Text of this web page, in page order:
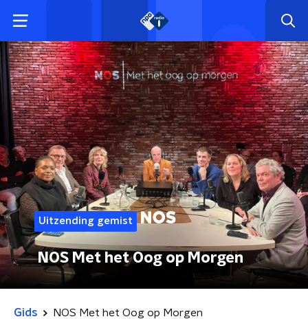
Uitzending gemist
NOS Met het Oog op Morgen
Gids NOS Met het Oog op Morgen